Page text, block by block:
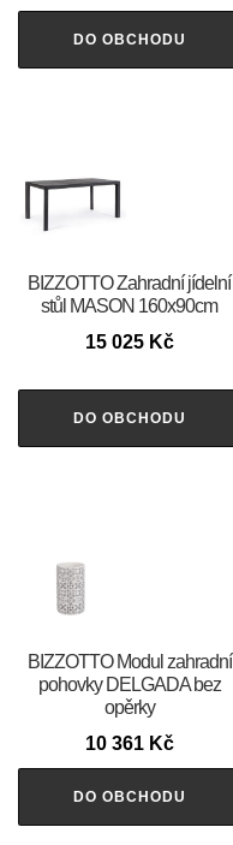
DO OBCHODU
BIZZOTTO Zahradní jídelní
stůl MASON 160x90cm
15 025 Kč
DO OBCHODU
BIZZOTTO Modul zahradní
pohovky DELGADA bez
opěrky
10 361 Kč
DO OBCHODU